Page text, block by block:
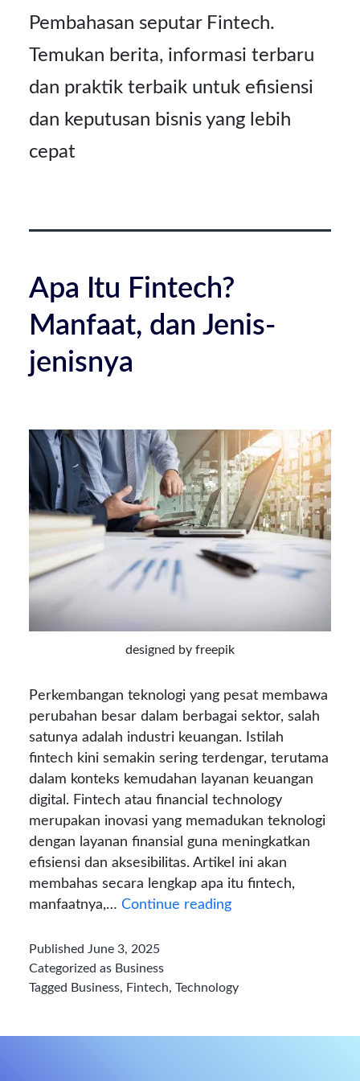
Pembahasan seputar Fintech.
Temukan berita, informasi terbaru
dan praktik terbaik untuk efisiensi
dan keputusan bisnis yang lebih
cepat
Apa Itu Fintech?
Manfaat, dan Jenis-
jenisnya
designed by freepik
Perkembangan teknologi yang pesat membawa
perubahan besar dalam berbagai sektor, salah
satunya adalah industri keuangan. Istilah
fintech kini semakin sering terdengar, terutama
dalam konteks kemudahan layanan keuangan
digital. Fintech atau financial technology
merupakan inovasi yang memadukan teknologi
dengan layanan finansial guna meningkatkan
efisiensi dan aksesibilitas. Artikel ini akan
membahas secara lengkap apa itu fintech,
manfaatnya,… Continue readingApa
dan
Published June 3, 2025
Categorized as Business
Tagged Business, Fintech, Technology